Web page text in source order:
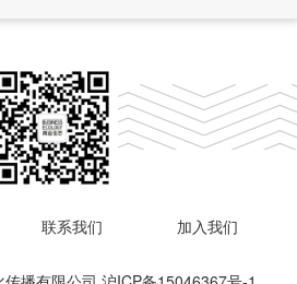
联系我们 加入我们